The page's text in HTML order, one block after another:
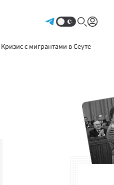
Кризис с мигрантами в Сеуте